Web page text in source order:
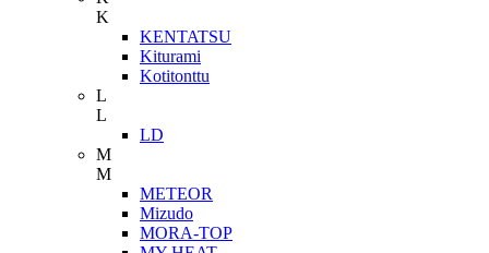
K
KENTATSU
Kiturami
Kotitonttu
L
L
LD
M
M
METEOR
Mizudo
MORA-TOP